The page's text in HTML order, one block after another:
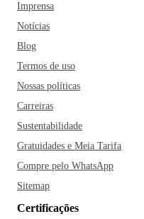
Imprensa
Notícias
Blog
Termos de uso
Nossas políticas
Carreiras
Sustentabilidade
Gratuidades e Meia Tarifa
Compre pelo WhatsApp
Sitemap
Certificações